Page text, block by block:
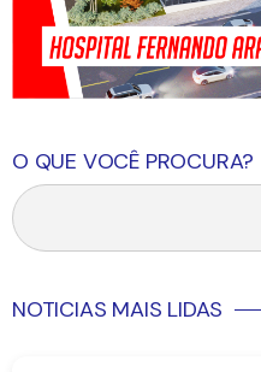
O QUE VOCÊ PROCURA?
NOTICIAS MAIS LIDAS